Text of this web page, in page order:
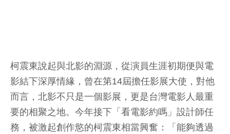
柯震東說起與北影的淵源，從演員生涯初期便與電
影結下深厚情緣，曾在第14屆擔任影展大使，對他
而言，北影不只是一個影展，更是台灣電影人最重
要的相聚之地。今年接下「看電影約嗎」設計師任
務，被激起創作慾的柯震東相當興奮：「能夠透過